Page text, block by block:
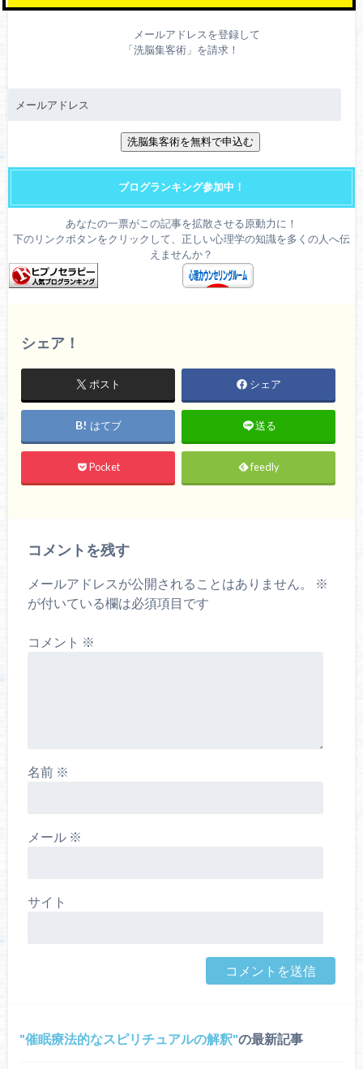
メールアドレスを登録して
「洗脳集客術」を請求！
ブログランキング参加中！
あなたの一票がこの記事を拡散させる原動力に！
下のリンクボタンをクリックして、正しい心理学の知識を多くの人へ伝
えませんか？
シェア！
ポスト シェア
はてブ 送る
Pocket feedly
コメントを残す
メールアドレスが公開されることはありません。
※
が付いている欄は必須項目です
コメント ※
名前 ※
メール ※
サイト
催眠療法的なスピリチュアルの解釈 の最新記事